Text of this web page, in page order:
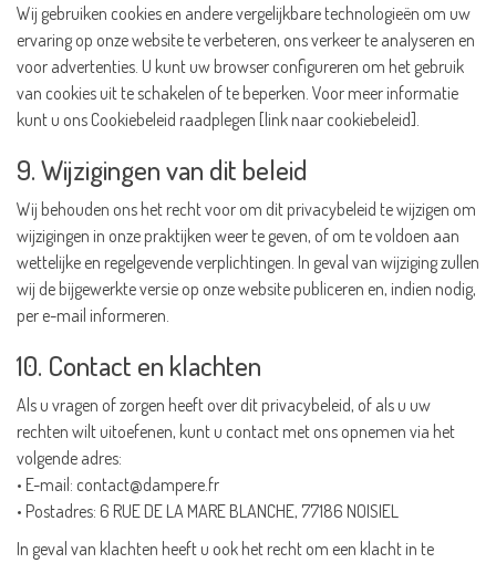
Wij gebruiken cookies en andere vergelijkbare technologieën om uw
ervaring op onze website te verbeteren, ons verkeer te analyseren en
voor advertenties. U kunt uw browser configureren om het gebruik
van cookies uit te schakelen of te beperken. Voor meer informatie
kunt u ons Cookiebeleid raadplegen [link naar cookiebeleid].
9. Wijzigingen van dit beleid
Wij behouden ons het recht voor om dit privacybeleid te wijzigen om
wijzigingen in onze praktijken weer te geven, of om te voldoen aan
wettelijke en regelgevende verplichtingen. In geval van wijziging zullen
wij de bijgewerkte versie op onze website publiceren en, indien nodig,
per e-mail informeren.
10. Contact en klachten
Als u vragen of zorgen heeft over dit privacybeleid, of als u uw
rechten wilt uitoefenen, kunt u contact met ons opnemen via het
volgende adres:
• E-mail: contact@dampere.fr
• Postadres: 6 RUE DE LA MARE BLANCHE, 77186 NOISIEL
In geval van klachten heeft u ook het recht om een klacht in te